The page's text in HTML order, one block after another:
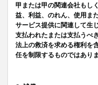
甲または甲の関連会社もし
益、利益、のれん、使用ま
サービス提供に関連して生
支払われたまたは支払うべ
法上の救済を求める権利を
任を制限するものではありま